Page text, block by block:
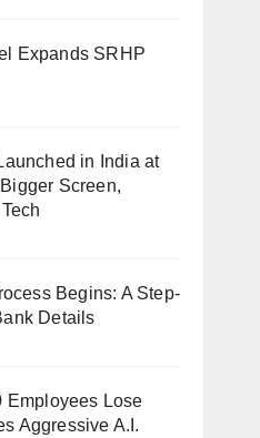
Expands SRHP
in India at
Screen,
Begins: A Step-
Details
Employees Lose
Aggressive A.I.